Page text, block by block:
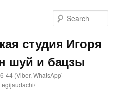
студия Игоря
шуй и бацзы
44 (Viber, WhatsApp)